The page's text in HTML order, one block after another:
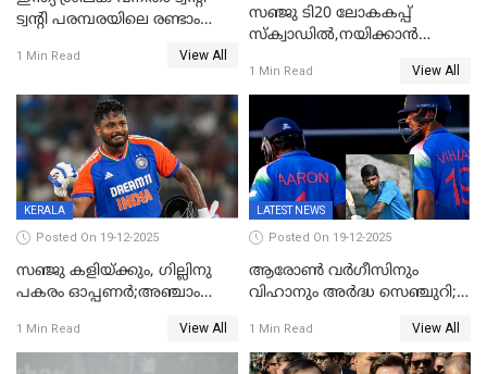
ട്വന്റി പരമ്പരയിലെ രണ്ടാം
1 Min Read View All
സഞ്ജു ടി20 ലോകകപ്പ്
സ്‌ക്വാഡിൽ,നയിക്കാൻ
പ്രഖ്യാപിച്ച് ബി.സി.സി.ഐ
1 Min Read View All
KERALA
Posted On 19-12-2025
സഞ്ജു കളിയ്ക്കും, ഗില്ലിനു
പകരം ഓപ്പണർ;അഞ്ചാം
മാറ്റം
1 Min Read View All
LATEST NEWS
Posted On 19-12-2025
ആരോൺ വർഗീസിനും
വിഹാനും അർദ്ധ സെഞ്ചുറി;
ഇന്ത്യ ഫൈനലിൽ
1 Min Read View All